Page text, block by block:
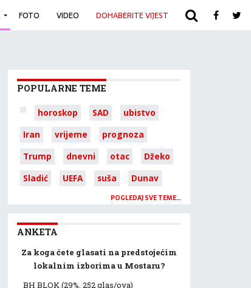
FOTO VIDEO DOHABERITE VIJEST ARHIVA
POPULARNE TEME
horoskop SAD
ubistvo
Iran
vrijeme
prognoza
Trump
dnevni otac
Džeko
Sladić
UEFA suša Dunav
POGLEDAJ SVE TEME…
ANKETA
Za koga ćete glasati na predstojećim
lokalnim izborima u Mostaru?
BH BLOK(29%, 252 glas/ova)